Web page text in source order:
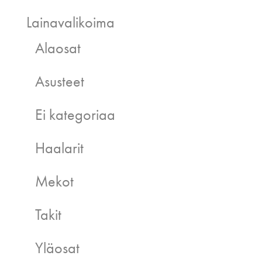
Lainavalikoima
Alaosat
Asusteet
Ei kategoriaa
Haalarit
Mekot
Takit
Yläosat